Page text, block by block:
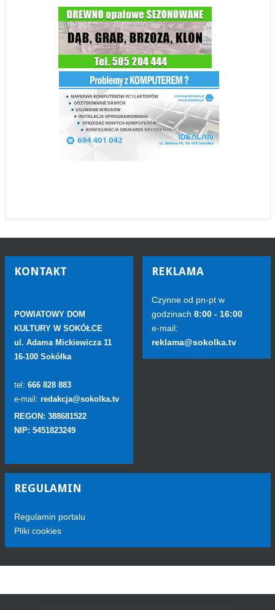
KONTAKT
POWIATOWY DOM
KULTURY W SOKÓŁCE
ul. Adama Mickiewicza 11
16-100 Sokółka
tel: 666 828 883
e-mail: redakcja@sokolka.tv
REGON: 388681522
NIP: 5451823249
REKLAMA
Czynne od pn-pt w
godzinach 8:00 - 16:00
e-mail:
reklama@sokolka.tv
REGULAMIN
Regulamin portalu
Pliki cookies